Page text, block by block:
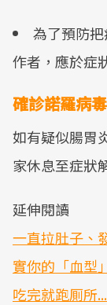
為了預防
作者，應於症
確診諾羅病
如有疑似腸胃
家休息至症狀
延伸閱讀
一直拉肚子、
實你的「血型
吃完就跑厠所